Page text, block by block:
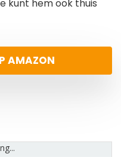
kunt hem ook thuis
AMAZON